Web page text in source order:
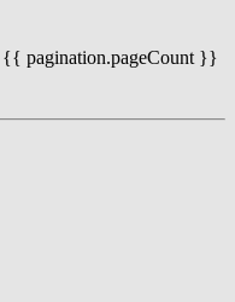
pagination.pageCount }}